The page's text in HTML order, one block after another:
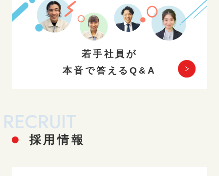
若手社員が
本音で答えるQ&A
RECRUIT
採用情報